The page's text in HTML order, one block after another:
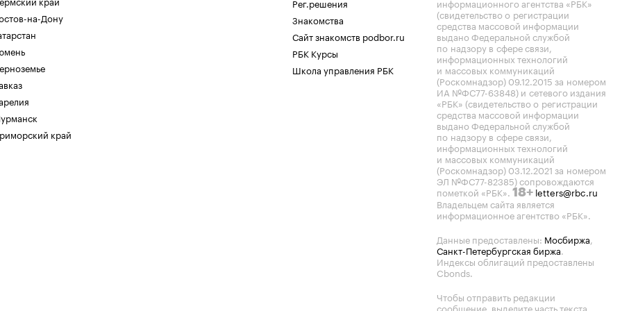
на-Дону
край
Рег.решения
Знакомства
Сайт знакомств podbor.ru
РБК Курсы
Школа управления РБК
информационного агентства «РБК»
(свидетельство о регистрации
средства массовой информации
выдано Федеральной службой
по надзору в сфере связи,
информационных технологий
и массовых коммуникаций
(Роскомнадзор) 09.12.2015 за номером
ИА №ФС77-63848) и сетевого издания
«РБК» (свидетельство о регистрации
средства массовой информации
выдано Федеральной службой
по надзору в сфере связи,
информационных технологий
и массовых коммуникаций
(Роскомнадзор) 03.12.2021 за номером
ЭЛ №ФС77-82385) сопровождаются
пометкой «РБК». 18+ letters@rbc.ru
Владельцем сайта является
информационное агентство «РБК».
Данные предоставлены: Мосбиржа,
Санкт-Петербургская биржа.
Индексы облигаций предоставлены
Cbonds.
Чтобы отправить редакции
сообщение, выделите часть текста